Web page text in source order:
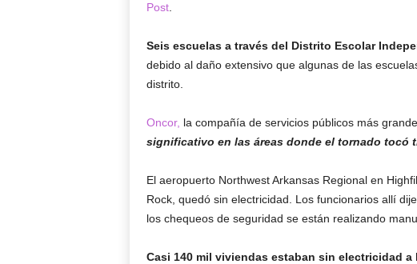
Post.
Seis escuelas a través del Distrito Escolar
debido al daño extensivo que algunas de las
distrito.
Oncor, la compañía de servicios públicos más
significativo en las áreas donde el tornado tocó
El aeropuerto Northwest Arkansas Regional en
Rock, quedó sin electricidad. Los funcionarios allí
los chequeos de seguridad se están realizando
Casi 140 mil viviendas estaban sin electricidad a